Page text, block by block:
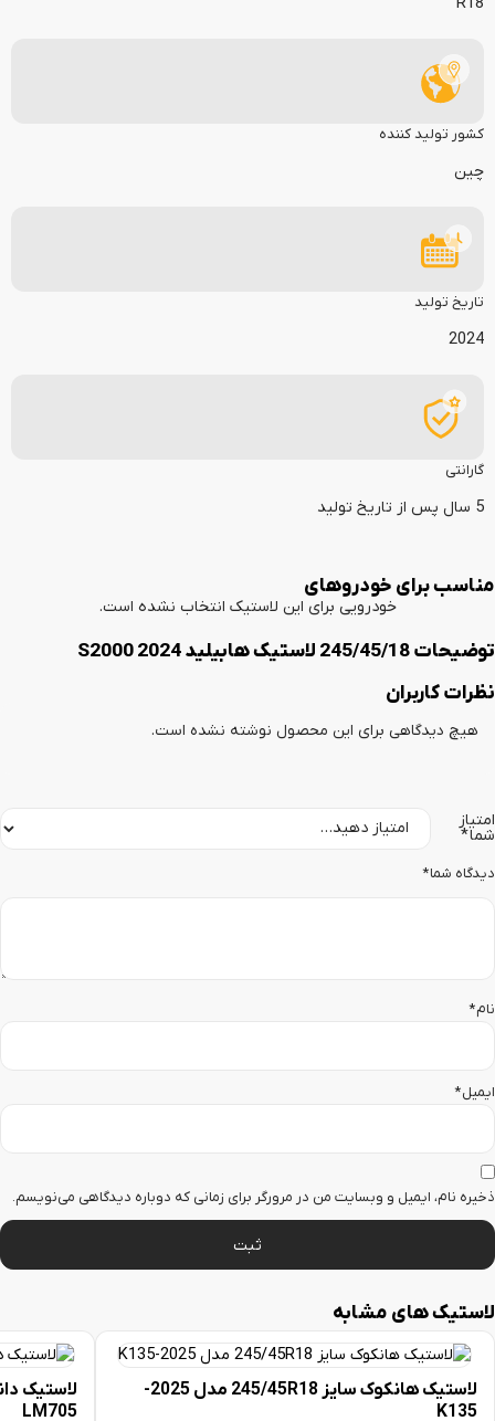
چین
کشور تولید کننده
2024
تاریخ تولید
5 سال پس از تاریخ تولید
گارانتی
مناسب برای خودروهای
خودرویی برای این لاستیک انتخاب نشده است.
توضیحات 245/45/18 لاستیک هابیلید 2024 S2000
نظرات کاربران
هیچ دیدگاهی برای این محصول نوشته نشده است.
امتیاز
شما*
دیدگاه شما*
نام*
ایمیل*
ذخیره نام، ایمیل و وبسایت من در مرورگر برای زمانی که دوباره دیدگاهی می‌نویسم.
لاستیک های مشابه
لاستیک هانکوک سایز 245/45R18 مدل 2025-
K135
LM705